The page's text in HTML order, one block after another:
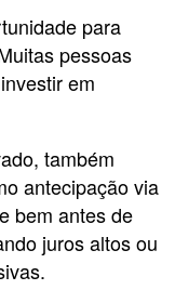
para
pessoas
em
também
antecipação via
bem antes de
juros altos ou